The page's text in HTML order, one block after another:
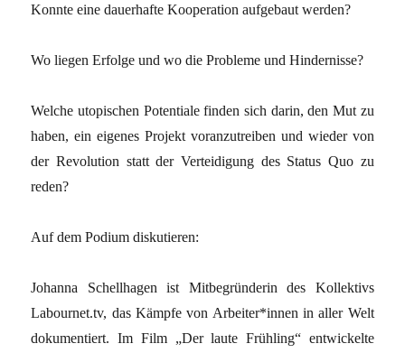
Konnte eine dauerhafte Kooperation aufgebaut werden?
Wo liegen Erfolge und wo die Probleme und Hindernisse?
Welche utopischen Potentiale finden sich darin, den Mut zu
haben, ein eigenes Projekt voranzutreiben und wieder von
der Revolution statt der Verteidigung des Status Quo zu
reden?
Auf dem Podium diskutieren:
Johanna Schellhagen ist Mitbegründerin des Kollektivs
Labournet.tv, das Kämpfe von Arbeiter*innen in aller Welt
dokumentiert. Im Film „Der laute Frühling“ entwickelte